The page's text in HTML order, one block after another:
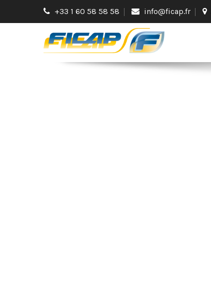
+33 1 60 58 58 58 info@ficap.fr